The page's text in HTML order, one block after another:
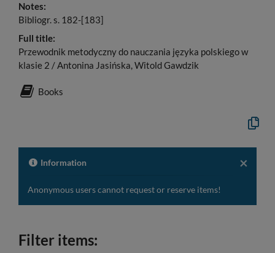
Notes:
Bibliogr. s. 182-[183]
Full title:
Przewodnik metodyczny do nauczania języka polskiego w
klasie 2 / Antonina Jasińska, Witold Gawdzik
Books
Copy
×
Information
Anonymous users cannot request or reserve items!
Filter items: